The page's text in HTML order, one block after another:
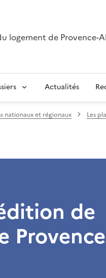
logement de Provence-
Actualités
nationaux et régionaux Les
de